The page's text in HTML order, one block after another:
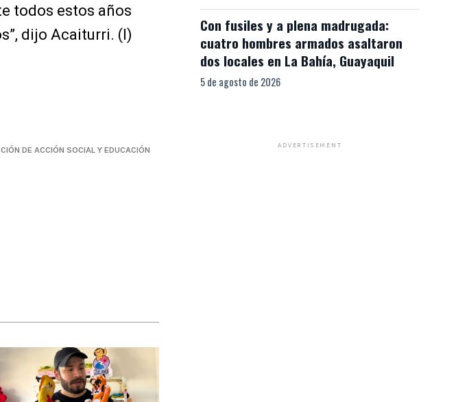
todos estos años
dijo Acaiturri. (I)
DE ACCIÓN SOCIAL Y EDUCACIÓN
Con fusiles y a plena madrugada:
cuatro hombres armados asaltaron
dos locales en La Bahía, Guayaquil
5 de agosto de 2026
ADVERTISEMENT